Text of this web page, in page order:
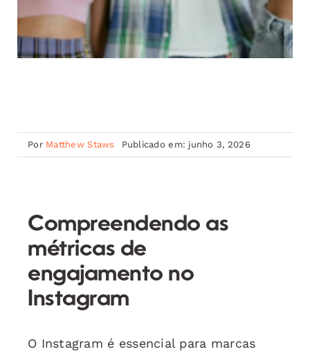
Por Matthew Staws Publicado em: junho 3, 2026
Compreendendo as
métricas de
engajamento no
Instagram
O Instagram é essencial para marcas